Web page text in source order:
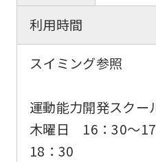
利用時間
スイミング参照
運動能力開発スクー
木曜日 16：30〜
18：30